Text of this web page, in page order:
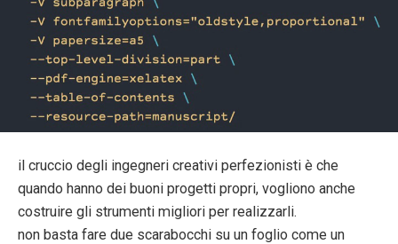
il cruccio degli ingegneri creativi perfezionisti è che
quando hanno dei buoni progetti propri, vogliono anche
costruire gli strumenti migliori per realizzarli.
non basta fare due scarabocchi su un foglio come un